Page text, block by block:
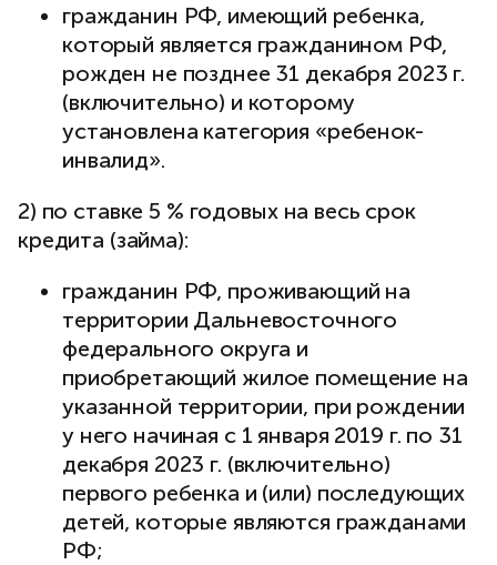
гражданин РФ, имеющий ребенка,
который является гражданином РФ,
рожден не позднее 31 декабря 2023 г.
(включительно) и которому
установлена категория «ребенок-
инвалид».
2) по ставке 5 % годовых на весь срок
кредита (займа):
гражданин РФ, проживающий на
территории Дальневосточного
федерального округа и
приобретающий жилое помещение на
указанной территории, при рождении
у него начиная с 1 января 2019 г. по 31
декабря 2023 г. (включительно)
первого ребенка и (или) последующих
детей, которые являются гражданами
РФ;